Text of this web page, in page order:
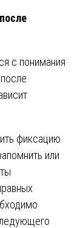
с понимания
фиксацию
или